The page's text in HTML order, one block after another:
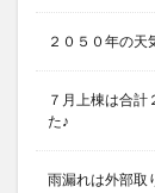
２０５０年の天
７月上棟は合計
た♪
雨漏れは外部取